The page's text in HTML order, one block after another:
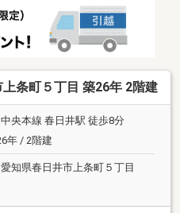
条町５丁目 築26年 2階建
中央本線 春日井駅 徒歩8分
年 / 2階建
愛知県春日井市上条町５丁目